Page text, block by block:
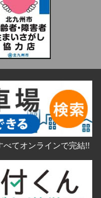
てオンラインで完結!!